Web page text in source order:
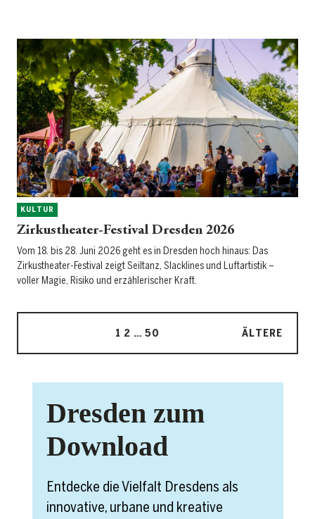
KULTUR
Zirkustheater-Festival Dresden 2026
Vom 18. bis 28. Juni 2026 geht es in Dresden hoch hinaus: Das
Zirkustheater-Festival zeigt Seiltanz, Slacklines und Luftartistik –
voller Magie, Risiko und erzählerischer Kraft.
1 2 … 50 ÄLTERE
Dresden zum
Download
Entdecke die Vielfalt Dresdens als
innovative, urbane und kreative